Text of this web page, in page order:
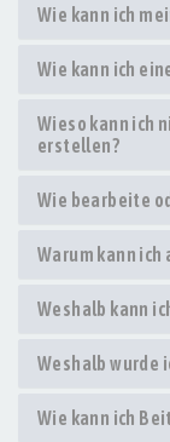
Wie kann ich
Wie kann ich
Wieso kann ich
erstellen?
Wie bearbeite
Warum kann
Weshalb kann
Weshalb wurde
Wie kann ich